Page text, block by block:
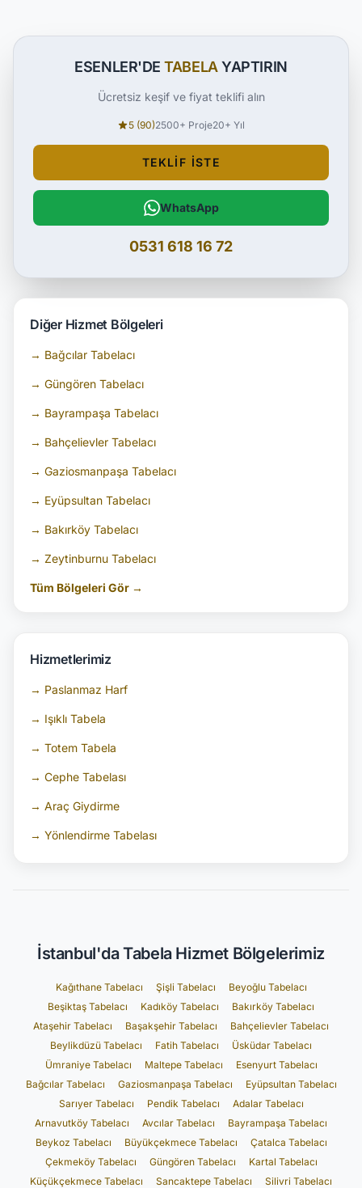
ESENLER'DETABELAYAPTIRIN
Ücretsiz keşif ve fiyat teklifi alın
5 (90)2500+ Proje20+ Yıl
TEKLIF İSTE
WhatsApp
0531 618 16 72
Diğer Hizmet Bölgeleri
→ Bağcılar Tabelacı
→ Güngören Tabelacı
→ Bayrampaşa Tabelacı
→ Bahçelievler Tabelacı
→ Gaziosmanpaşa Tabelacı
→ Eyüpsultan Tabelacı
→ Bakırköy Tabelacı
→ Zeytinburnu Tabelacı
Tüm Bölgeleri Gör →
Hizmetlerimiz
→ Paslanmaz Harf
→ Işıklı Tabela
→ Totem Tabela
→ Cephe Tabelası
→ Araç Giydirme
→ Yönlendirme Tabelası
İstanbul'da Tabela Hizmet Bölgelerimiz
Kağıthane Tabelacı Şişli Tabelacı
Beyoğlu Tabelacı
Beşiktaş Tabelacı
Kadıköy Tabelacı
Bakırköy Tabelacı
Ataşehir Tabelacı
Başakşehir Tabelacı
Bahçelievler Tabelacı
Beylikdüzü Tabelacı
Fatih Tabelacı
Üsküdar Tabelacı
Ümraniye Tabelacı
Maltepe Tabelacı
Esenyurt Tabelacı
Bağcılar Tabelacı
Gaziosmanpaşa Tabelacı
Eyüpsultan Tabelacı
Sarıyer Tabelacı
Pendik Tabelacı
Adalar Tabelacı
Arnavutköy Tabelacı
Avcılar Tabelacı
Bayrampaşa Tabelacı
Beykoz Tabelacı
Büyükçekmece Tabelacı
Çatalca Tabelacı
Çekmeköy Tabelacı
Güngören Tabelacı
Kartal Tabelacı
Küçükçekmece Tabelacı
Sancaktepe Tabelacı
Silivri Tabelacı